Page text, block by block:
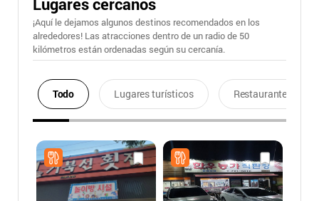
¡Aquí le dejamos algunos destinos recomendados en los
alrededores! Las atracciones dentro de un radio de 50
kilómetros están ordenadas según su cercanía.
Todo Lugares turísticos Restaurantes